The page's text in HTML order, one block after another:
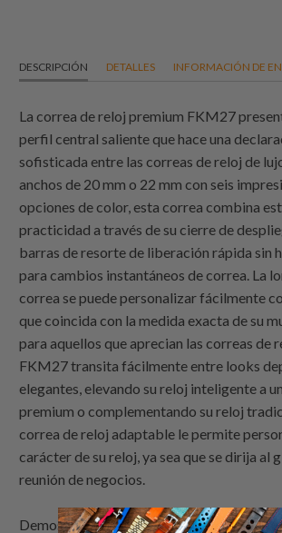
DESCRIPCIÓN DETALLES INFORMACIÓN DE
La correa de reloj premium FKM27
perfil central saliente que hace una
sofisticada entre las correas de reloj de
anchos de 20 mm o 22 mm con seis
opciones de color, esta correa combina
practicidad a través de su cierre de
barras de resorte de liberación rápida sin
para cambios instantáneos de correa. La
correa se puede personalizar fácilmente
que coincida con la medida exacta de su
para aquellos que aprecian las correas de
FKM27 transita fácilmente entre looks
elegantes, elevando su reloj inteligente a
premium o complementando su reloj
correa de reloj adaptable le permite
carácter de su reloj, ya sea que se dirija al
reunión de negocios.
Demostración de relojes de bandas de